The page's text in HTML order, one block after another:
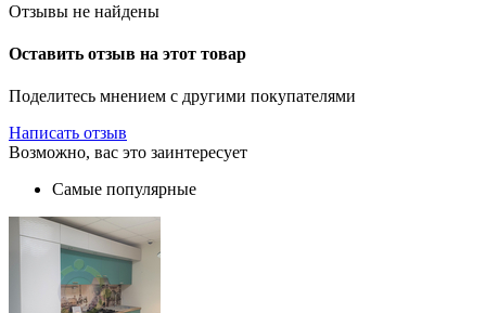
Отзывы не найдены
Оставить отзыв на этот товар
Поделитесь мнением с другими покупателями
Написать отзыв
Возможно, вас это заинтересует
Самые популярные